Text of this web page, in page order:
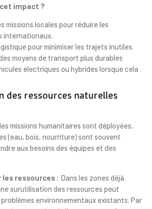
impact ?
missions locales pour réduire les
internationaux.
pour minimiser les trajets inutiles.
moyens de transport plus durables
électriques ou hybrides lorsque cela
des ressources naturelles
missions humanitaires sont déployées,
(eau, bois, nourriture) sont souvent
aux besoins des équipes et des
les ressources : Dans les zones déjà
surutilisation des ressources peut
environnementaux existants. Par